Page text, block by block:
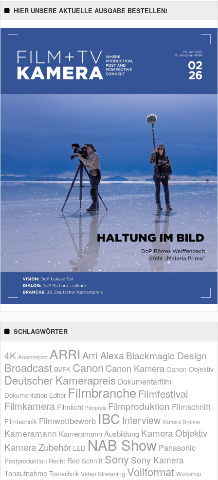
HIER UNSERE AKTUELLE AUSGABE BESTELLEN!
SCHLAGWÖRTER
4K Anamorphot ARRI Arri AlexaBlackmagic Design
Broadcast BVFK Canon Canon Kamera Canon Objektiv
Deutscher Kamerapreis Dokumentarfilm
Dokumentation Editor Filmbranche Filmfestival
Filmkamera Filmlicht Filmpreis Filmproduktion Filmschnitt
Filmtechnik Filmwettbewerb IBC Interview Kamera Drohne
Kameramann Kameramann Ausbildung Kamera Objektiv
Kamera Zubehör LED NAB Show Panasonic
Postproduktion Recht Red Schnitt Sony Sony Kamera
Tonaufnahme Tontechnik Video Streaming Vollformat Workshop